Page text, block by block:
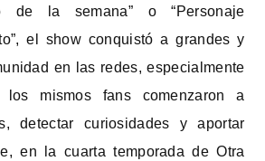
de la semana” o “Personaje
el show conquistó a grandes y
en las redes, especialmente
los mismos fans comenzaron a
detectar curiosidades y aportar
en la cuarta temporada de Otra